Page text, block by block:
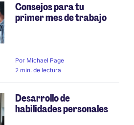
Consejos para tu
primer mes de trabajo
Por Michael Page
2 min. de lectura
Desarrollo de
habilidades personales